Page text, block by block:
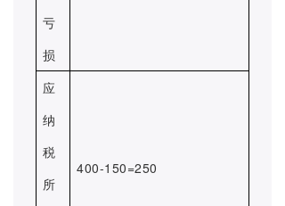
亏
损
应
纳
税
所
400-150=250